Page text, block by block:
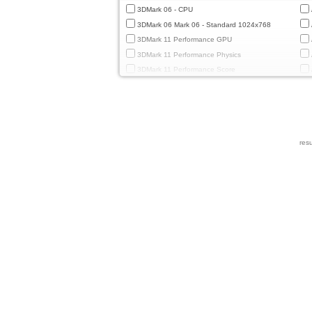
3DMark 06 - CPU
3DMark 06 Mark 06 - Standard 1024x768
3DMark 11 Performance GPU
3DMark 11 Performance Physics
3DMark 11 Performance Score